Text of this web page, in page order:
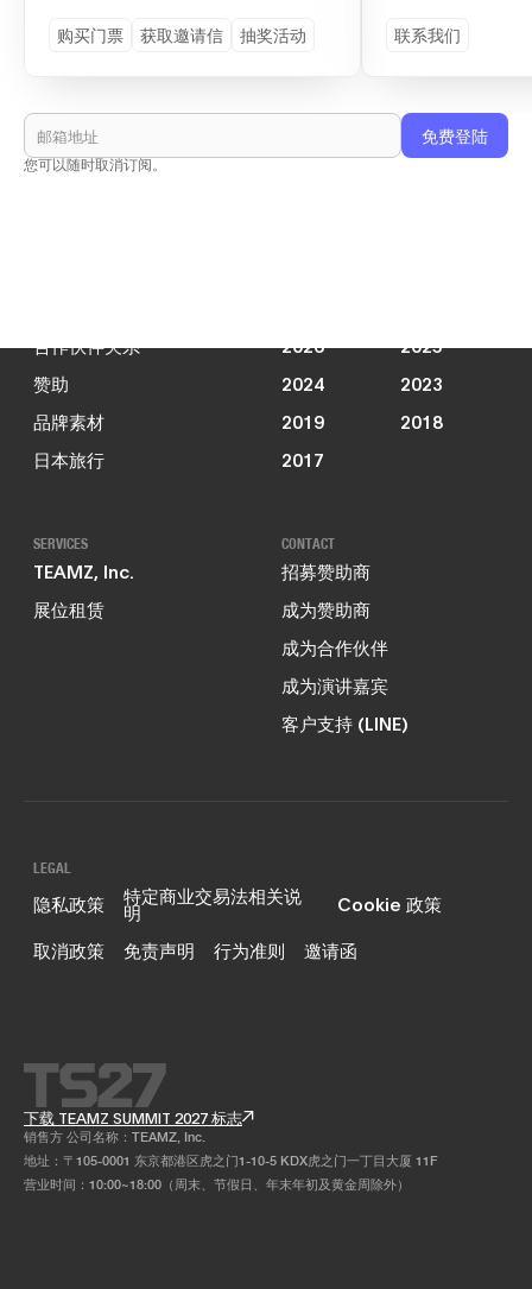
购买门票 获取邀请信 抽奖活动 联系我们
您可以随时取消订阅。
首页
合作企业
活动场地
プログラム (TS26)
周边活动
查看和服租赁
合作伙伴关系
赞助
品牌素材
日本旅行
2026
2025
2024
2023
2019
2018
2017
SERVICES
TEAMZ, Inc.
展位租赁
CONTACT
招募赞助商
成为赞助商
成为合作伙伴
成为演讲嘉宾
客户支持 (LINE)
LEGAL
隐私政策 特定商业交易法相关说
明
Cookie 政策
取消政策
免责声明 行为准则 邀请函
下载 TEAMZ SUMMIT 2027 标志
销售方 公司名称：TEAMZ, Inc.
地址：〒105-0001 东京都港区虎之门1-10-5 KDX虎之门一丁目大厦 11F
营业时间：10:00~18:00（周末、节假日、年末年初及黄金周除外）